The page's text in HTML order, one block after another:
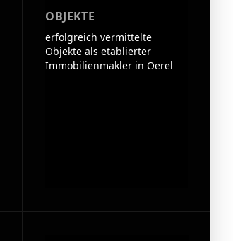
OBJEKTE
erfolgreich vermittelte
Objekte als etablierter
Immobilienmakler in Oerel